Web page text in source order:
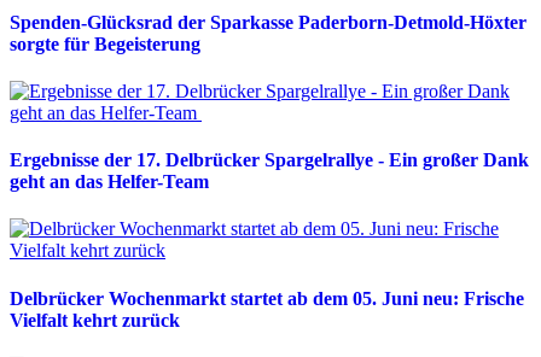
Spenden-Glücksrad der Sparkasse Paderborn-Detmold-Höxter
sorgte für Begeisterung
Ergebnisse der 17. Delbrücker Spargelrallye - Ein großer Dank
geht an das Helfer-Team
Delbrücker Wochenmarkt startet ab dem 05. Juni neu: Frische
Vielfalt kehrt zurück